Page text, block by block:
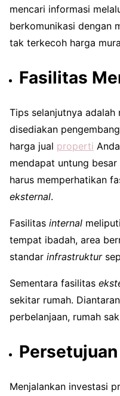
mencari informasi
berkomunikasi dengan
tak terkecoh harga
Fasilitas
Tips selanjutnya
disediakan
harga jual properti
mendapat untung
harus memperhatikan
eksternal.
Fasilitas internal
tempat ibadah, area
standar infrastruktur
Sementara fasilitas
sekitar rumah.
perbelanjaan, rumah
Persetujuan
Menjalankan investasi